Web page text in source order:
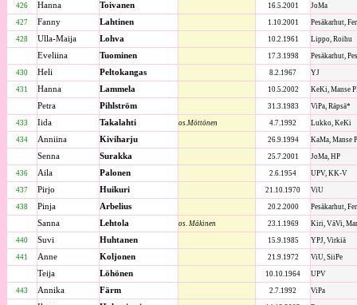
426 Hanna Toivanen 16.5.2001 JoMa
427 Fanny Lahtinen 1.10.2001 Pesäkarhut,
428 Ulla-Maija Lohva 10.2.1961 Lippo, Roihu
Eveliina Tuominen 17.3.1998 Pesäkarhut,
430 Heli Peltokangas 8.2.1967 YJ
431 Hanna Lammela 10.5.2002 KeKi, Manse
Petra Pihlström 31.3.1983 ViPa, Räpsä*
433 Iida Takalahti os.Möttönen 4.7.1992 Lukko, KeKi
434 Anniina Kiviharju 26.9.1994 KaMa, Manse
Senna Surakka 25.7.2001 JoMa, HP
436 Aila Palonen 2.6.1954 UPV, KK-V
437 Pirjo Huikuri 21.10.1970 ViU
438 Pinja Arbelius 20.2.2000 Pesäkarhut,
Sanna Lehtola os. Mäkinen 23.1.1969 Kiri, VäVi,
440 Suvi Huhtanen 15.9.1985 YPJ, Virkiä
441 Anne Koljonen 21.9.1972 ViU, SiiPe
Teija Löhönen 10.10.1964 UPV
443 Annika Färm 2.7.1992 ViPa